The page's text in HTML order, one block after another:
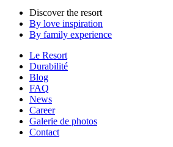
Discover the resort
By love inspiration
By family experience
Le Resort
Durabilité
Blog
FAQ
News
Career
Galerie de photos
Contact